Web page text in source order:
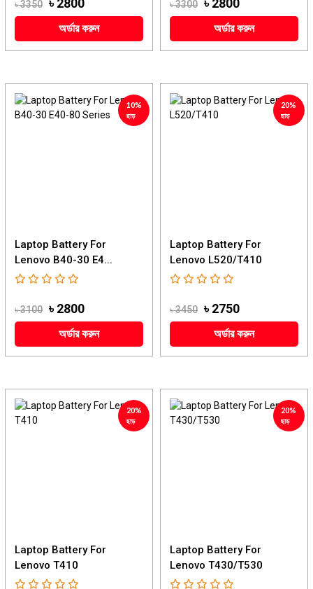
৳ 3350 ৳ 2800
অর্ডার করুন
৳ 3300 ৳ 2800
অর্ডার করুন
10%
ছাড়
Laptop Battery For
Lenovo B40-30 E4...
৳ 3100 ৳ 2800
অর্ডার করুন
20%
ছাড়
Laptop Battery For
Lenovo L520/T410
৳ 3450 ৳ 2750
অর্ডার করুন
20%
ছাড়
Laptop Battery For
Lenovo T410
20%
ছাড়
Laptop Battery For
Lenovo T430/T530